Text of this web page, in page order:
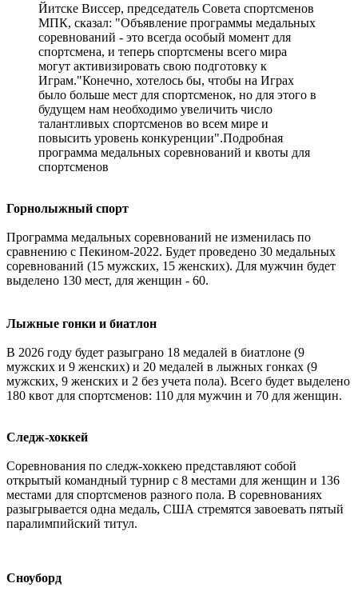
Йитске Виссер, председатель Совета спортсменов
МПК, сказал: "Объявление программы медальных
соревнований - это всегда особый момент для
спортсмена, и теперь спортсмены всего мира
могут активизировать свою подготовку к
Играм."Конечно, хотелось бы, чтобы на Играх
было больше мест для спортсменок, но для этого в
будущем нам необходимо увеличить число
талантливых спортсменов во всем мире и
повысить уровень конкуренции".Подробная
программа медальных соревнований и квоты для
спортсменов
Горнолыжный спорт
Программа медальных соревнований не изменилась по
сравнению с Пекином-2022. Будет проведено 30 медальных
соревнований (15 мужских, 15 женских). Для мужчин будет
выделено 130 мест, для женщин - 60.
Лыжные гонки и биатлон
В 2026 году будет разыграно 18 медалей в биатлоне (9
мужских и 9 женских) и 20 медалей в лыжных гонках (9
мужских, 9 женских и 2 без учета пола). Всего будет выделено
180 квот для спортсменов: 110 для мужчин и 70 для женщин.
Следж-хоккей
Соревнования по следж-хоккею представляют собой
открытый командный турнир с 8 местами для женщин и 136
местами для спортсменов разного пола. В соревнованиях
разыгрывается одна медаль, США стремятся завоевать пятый
паралимпийский титул.
Сноуборд